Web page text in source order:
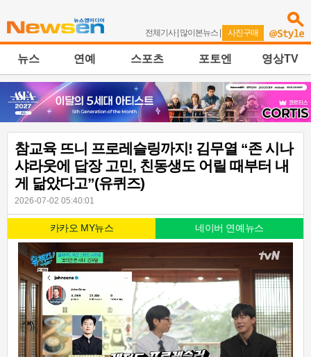
전체기사| 많이본뉴스 | 사진구매
뉴스 연예 스포츠 포토엔 영상TV
참교육 뜨니 프로레슬링까지! 김무열 “존 시나
샤라웃에 답장 고민, 친동생도 어릴 때부터 내
게 닮았다고”(유퀴즈)
2026-07-02 05:40:01
카카오 MY뉴스 네이버 연예뉴스